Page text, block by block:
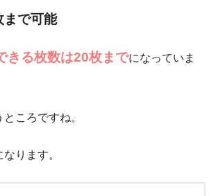
まで可能
きる枚数は20枚までになっていま
ころですね。
ります。